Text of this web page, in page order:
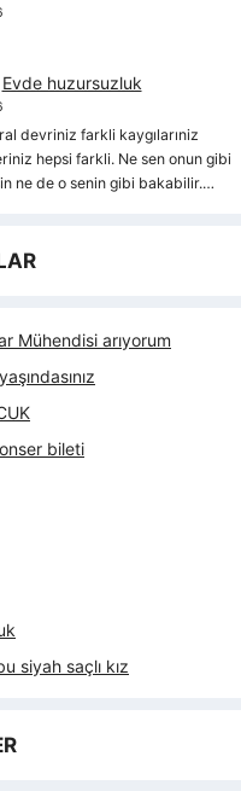
Evde huzursuzluk
devriniz farkli kaygılarıniz
hepsi farkli. Ne sen onun gibi
ne de o senin gibi bakabilir.…
Mühendisi arıyorum
bileti
siyah saçlı kız